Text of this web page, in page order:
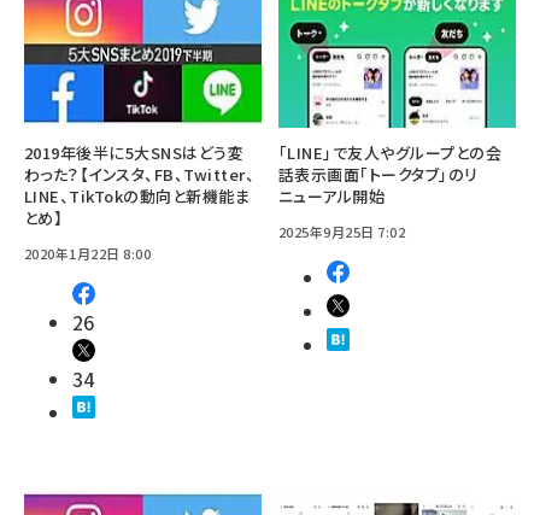
2019年後半に5大SNSはどう変
わった？【インスタ、FB、Twitter、
LINE、TikTokの動向と新機能ま
とめ】
2020年1月22日 8:00
26
34
「LINE」で友人やグループとの会
話表示画面「トークタブ」のリ
ニューアル開始
2025年9月25日 7:02